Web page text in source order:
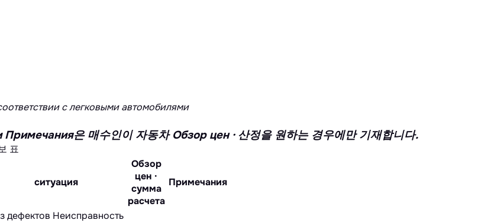
с легковыми автомобилями
은 매수인이 자동차 Обзор цен · 산정을 원하는 경우에만 기재합니다.
표
ситуация
Обзор
цен ·
сумма
расчета
Примечания
дефектов Неисправность